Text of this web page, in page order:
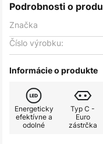
Podrobnosti o
Značka
Číslo výrobku:
Informácie o produkte
Energeticky
efektívne a
odolné
Typ C -
Euro
zástrčka